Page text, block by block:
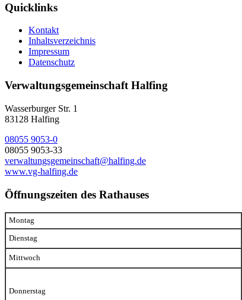
Quicklinks
Kontakt
Inhaltsverzeichnis
Impressum
Datenschutz
Verwaltungsgemeinschaft Halfing
Wasserburger Str. 1
83128 Halfing
08055 9053-0
08055 9053-33
verwaltungsgemeinschaft@halfing.de
www.vg-halfing.de
Öffnungszeiten des Rathauses
Montag
Dienstag
Mittwoch
Donnerstag